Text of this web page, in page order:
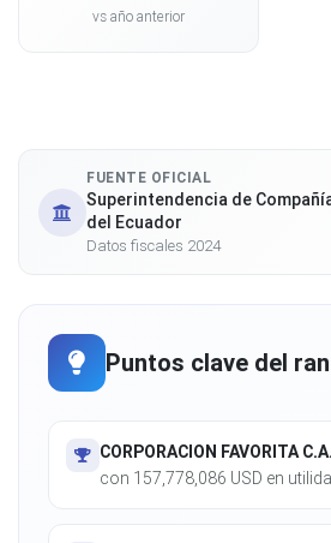
vs año anterior
FUENTE OFICIAL
Superintendencia de
del Ecuador
Datos fiscales 2024
Puntos clave del
CORPORACION FAVORITA C.A.
con 157,778,086 USD en